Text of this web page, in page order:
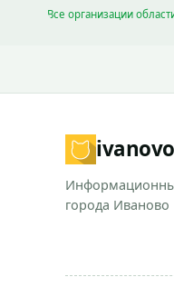
Все организации
ivanovo
города Иваново